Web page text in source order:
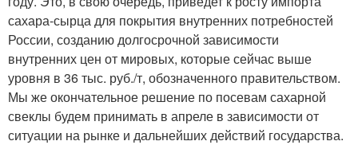
сахара-сырца для покрытия внутренних потребностей
России, созданию долгосрочной зависимости
внутренних цен от мировых, которые сейчас выше
уровня в 36 тыс. руб./т, обозначенного правительством.
Мы же окончательное решение по посевам сахарной
свеклы будем принимать в апреле в зависимости от
ситуации на рынке и дальнейших действий государства.